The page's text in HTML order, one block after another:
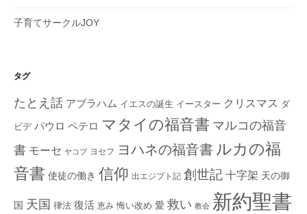
子育てサークルJOY
タグ
たとえ話 アブラハム イエスの誕生 イースター クリスマス ダ
ビデ パウロ ペテロ マタイの福音書 マルコの福音
書 モーセ ヤコブ ヨセフ ヨハネの福音書 ルカの福
音書 使徒の働き 信仰 出エジプト記 創世記 十字架 天の御
国 天国 律法 復活 恵み 悔い改め 愛 救い 教会 新約聖書